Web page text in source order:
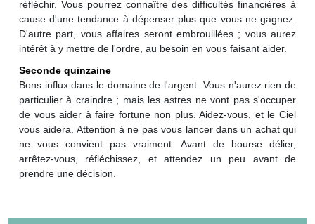
réfléchir. Vous pourrez connaître des difficultés financières à
cause d'une tendance à dépenser plus que vous ne gagnez.
D'autre part, vous affaires seront embrouillées ; vous aurez
intérêt à y mettre de l'ordre, au besoin en vous faisant aider.
Seconde quinzaine
Bons influx dans le domaine de l'argent. Vous n'aurez rien de
particulier à craindre ; mais les astres ne vont pas s'occuper
de vous aider à faire fortune non plus. Aidez-vous, et le Ciel
vous aidera. Attention à ne pas vous lancer dans un achat qui
ne vous convient pas vraiment. Avant de bourse délier,
arrêtez-vous, réfléchissez, et attendez un peu avant de
prendre une décision.